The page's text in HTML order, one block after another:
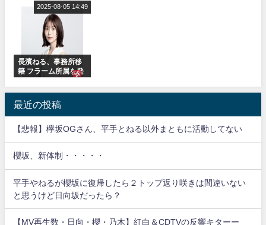
Break』オフィシャ
ルグッズ解禁
長濱ねる、事務所移
籍 フラーム所属を発
2025-08-05 14:49
最近の投稿
【悲報】欅坂OGさん、平手とねる以外まともに活動してない
櫻坂、新体制・・・・・
平手やねるが櫻坂に復帰したら２トップ返り咲きは間違いない
と思うけど日向坂だったら？
【MV再生数・日向・櫻・乃木】紅白＆CDTVの反響キターー